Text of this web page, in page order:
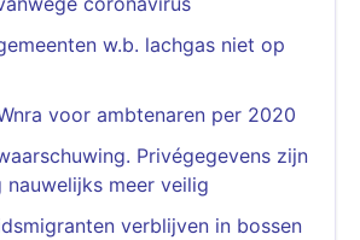
w.b. lachgas niet op
voor ambtenaren per 2020
Privégegevens zijn
meer veilig
verblijven in bossen